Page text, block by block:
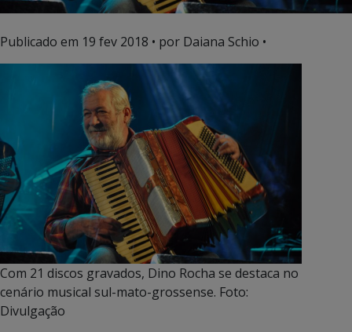
Publicado em 19 fev 2018 • por Daiana Schio •
Com 21 discos gravados, Dino Rocha se destaca no
cenário musical sul-mato-grossense. Foto:
Divulgação